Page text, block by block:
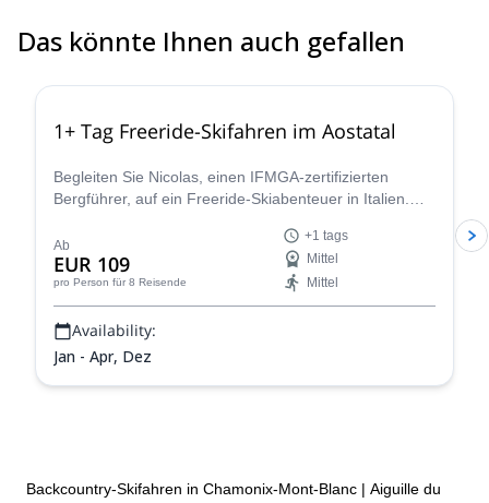
Das könnte Ihnen auch gefallen
4.3
1+ Tag Freeride-Skifahren im Aostatal
Begleiten Sie Nicolas, einen IFMGA-zertifizierten
Bergführer, auf ein Freeride-Skiabenteuer in Italien.
Pulverschneehänge im Aostatal!
Ab
EUR 109
pro Person für 8 Reisende
+1 tags
Mittel
Mittel
Availability:
Jan - Apr, Dez
Backcountry-Skifahren in Chamonix-Mont-Blanc | Aiguille du